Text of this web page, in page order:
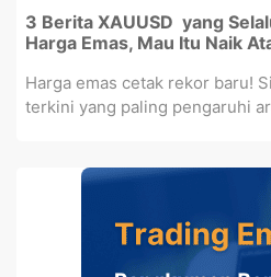
3 Berita XAUUSD yang
Harga Emas, Mau Itu Naik
Harga emas cetak rekor baru!
terkini yang paling pengaruhi